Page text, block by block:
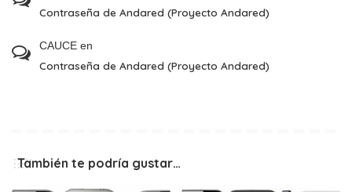
Contraseña de Andared (Proyecto Andared)
CAUCE en
Contraseña de Andared (Proyecto Andared)
También te podría gustar…